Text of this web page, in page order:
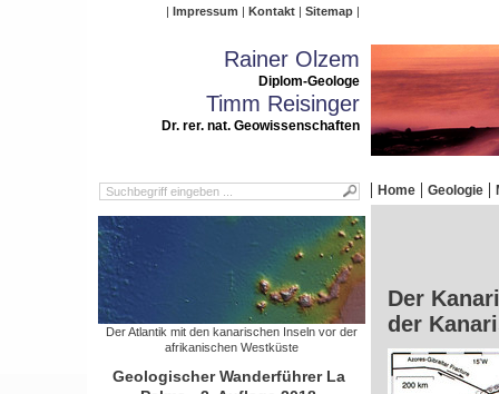
Impressum Kontakt Sitemap
Rainer Olzem
Diplom-Geologe
Timm Reisinger
Dr. rer. nat. Geowissenschaften
Home Geologie
Der Atlantik mit den kanarischen Inseln vor der
afrikanischen Westküste
Geologischer Wanderführer La
Der
der